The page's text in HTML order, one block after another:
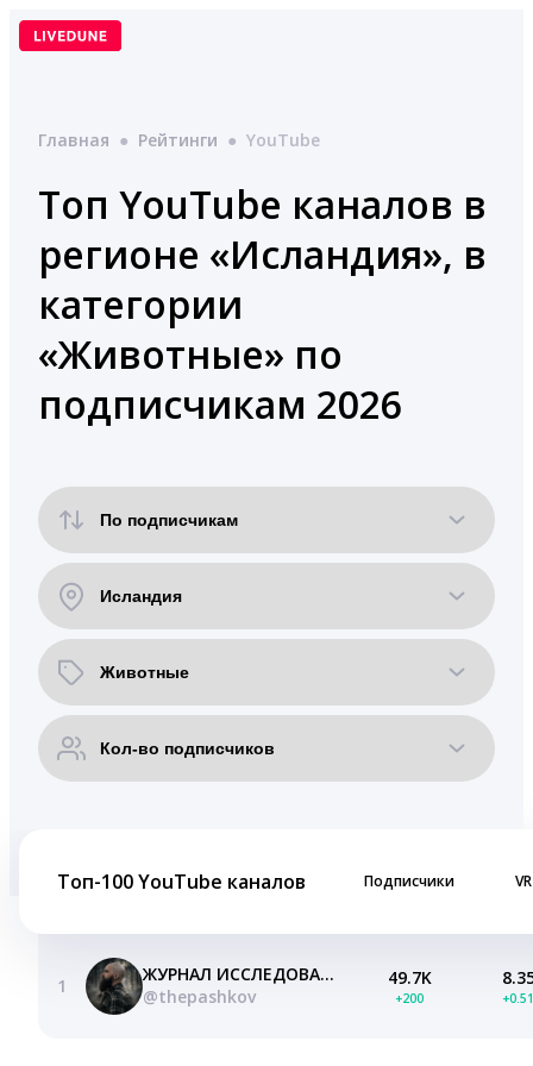
Перейти
Главная ● Рейтинги ● YouTube
Топ YouTube каналов в
регионе «Исландия», в
категории
«Животные» по
подписчикам 2026
Топ-100 YouTube каналов Подписчики VR
1
ЖУРНАЛ ИССЛЕДОВАТЕЛЯ
@thepashkov
49.7K
+200